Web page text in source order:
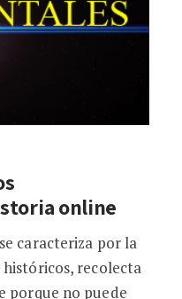
online
caracteriza por la
recolecta
porque no puede